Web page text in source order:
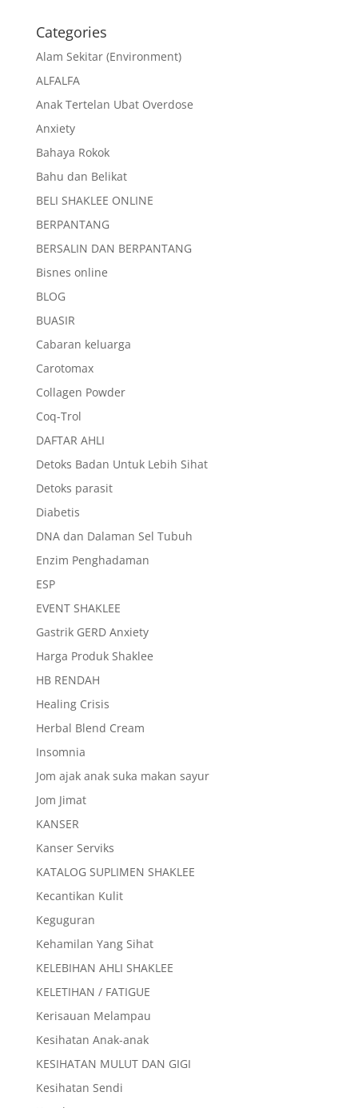
Categories
Alam Sekitar (Environment)
ALFALFA
Anak Tertelan Ubat Overdose
Anxiety
Bahaya Rokok
Bahu dan Belikat
BELI SHAKLEE ONLINE
BERPANTANG
BERSALIN DAN BERPANTANG
Bisnes online
BLOG
BUASIR
Cabaran keluarga
Carotomax
Collagen Powder
Coq-Trol
DAFTAR AHLI
Detoks Badan Untuk Lebih Sihat
Detoks parasit
Diabetis
DNA dan Dalaman Sel Tubuh
Enzim Penghadaman
ESP
EVENT SHAKLEE
Gastrik GERD Anxiety
Harga Produk Shaklee
HB RENDAH
Healing Crisis
Herbal Blend Cream
Insomnia
Jom ajak anak suka makan sayur
Jom Jimat
KANSER
Kanser Serviks
KATALOG SUPLIMEN SHAKLEE
Kecantikan Kulit
Keguguran
Kehamilan Yang Sihat
KELEBIHAN AHLI SHAKLEE
KELETIHAN / FATIGUE
Kerisauan Melampau
Kesihatan Anak-anak
KESIHATAN MULUT DAN GIGI
Kesihatan Sendi